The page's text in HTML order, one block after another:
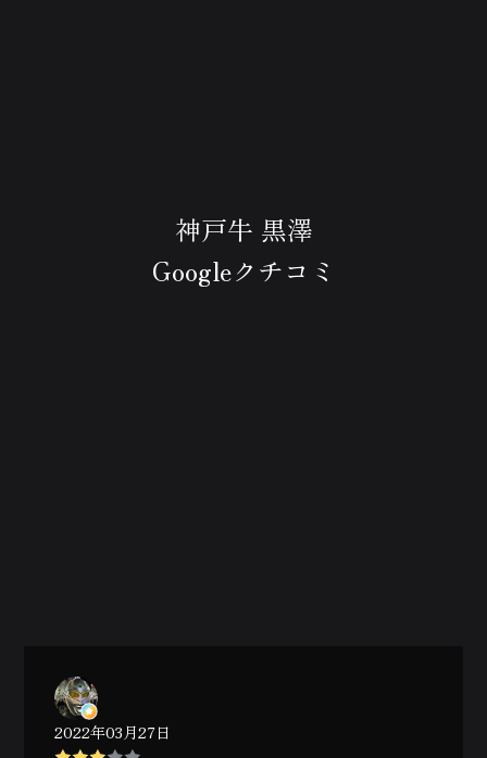
神戸牛 黒澤
Googleクチコミ
2022年03月27日